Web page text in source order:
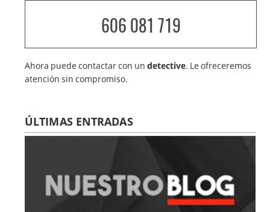
606 081 719
Ahora puede contactar con undetective. Le ofreceremos
atención sin compromiso.
ÚLTIMAS ENTRADAS